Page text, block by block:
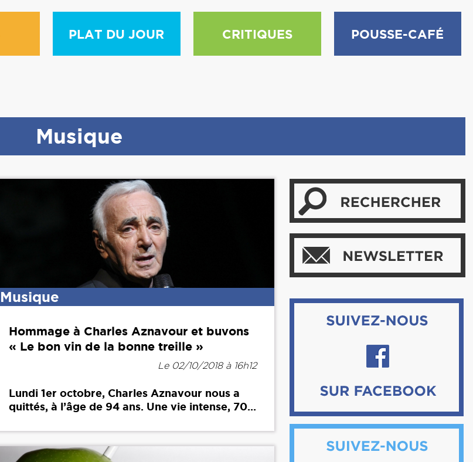
PLAT DU JOUR CRITIQUES POUSSE-CAFÉ
Musique
Musique
Hommage à Charles Aznavour et buvons
« Le bon vin de la bonne treille »
Le 02/10/2018 à 16h12
Lundi 1er octobre, Charles Aznavour nous a
quittés, à l’âge de 94 ans. Une vie intense, 70...